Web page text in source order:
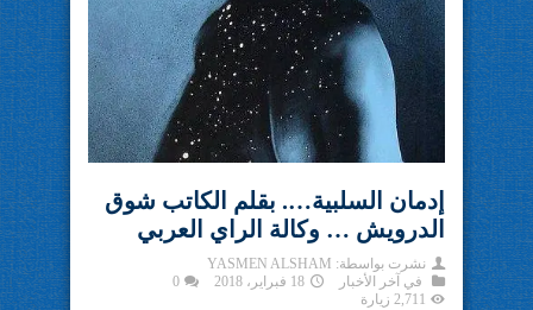
إدمان السلبية…. بقلم الكاتب شوق
الدرويش … وكالة الراي العربي
نشرت بواسطة: YASMEN ALSHAM
في آخر الأخبار 18 فبراير، 2018
0
2,711 زيارة